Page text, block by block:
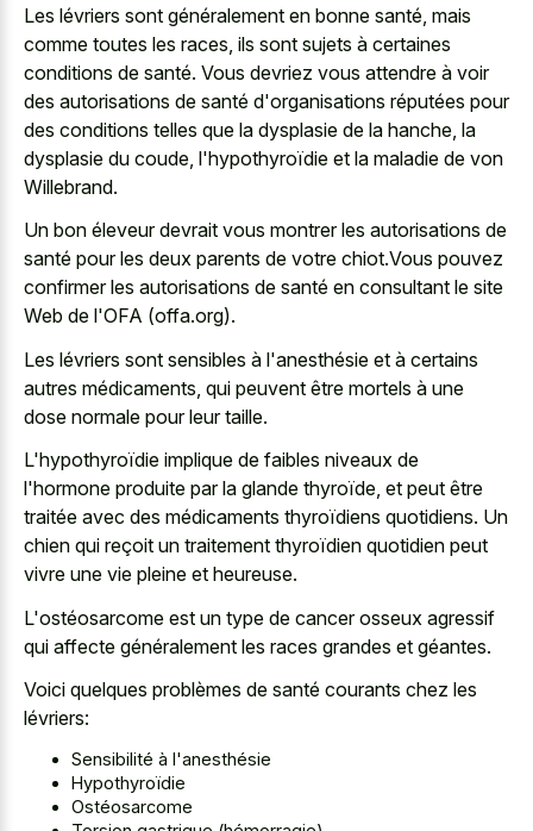
Les lévriers sont généralement en bonne santé, mais
comme toutes les races, ils sont sujets à certaines
conditions de santé. Vous devriez vous attendre à voir
des autorisations de santé d'organisations réputées pour
des conditions telles que la dysplasie de la hanche, la
dysplasie du coude, l'hypothyroïdie et la maladie de von
Willebrand.
Un bon éleveur devrait vous montrer les autorisations de
santé pour les deux parents de votre chiot.Vous pouvez
confirmer les autorisations de santé en consultant le site
Web de l'OFA (offa.org).
Les lévriers sont sensibles à l'anesthésie et à certains
autres médicaments, qui peuvent être mortels à une
dose normale pour leur taille.
L'hypothyroïdie implique de faibles niveaux de
l'hormone produite par la glande thyroïde, et peut être
traitée avec des médicaments thyroïdiens quotidiens. Un
chien qui reçoit un traitement thyroïdien quotidien peut
vivre une vie pleine et heureuse.
L'ostéosarcome est un type de cancer osseux agressif
qui affecte généralement les races grandes et géantes.
Voici quelques problèmes de santé courants chez les
lévriers:
Sensibilité à l'anesthésie
Hypothyroïdie
Ostéosarcome